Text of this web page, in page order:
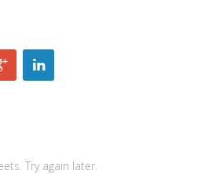
Try again later.